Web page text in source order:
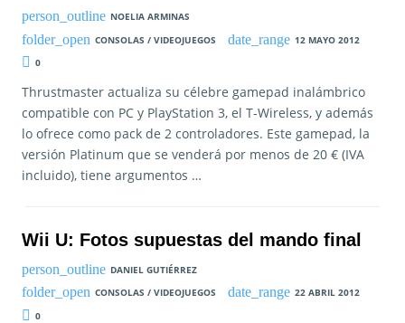
NOELIA ARMINAS
CONSOLAS / VIDEOJUEGOS
12 MAYO 2012
0
Thrustmaster actualiza su célebre gamepad inalámbrico
compatible con PC y PlayStation 3, el T-Wireless, y además
lo ofrece como pack de 2 controladores. Este gamepad, la
versión Platinum que se venderá por menos de 20 € (IVA
incluido), tiene argumentos …
Wii U: Fotos supuestas del mando final
DANIEL GUTIÉRREZ
CONSOLAS / VIDEOJUEGOS
22 ABRIL 2012
0